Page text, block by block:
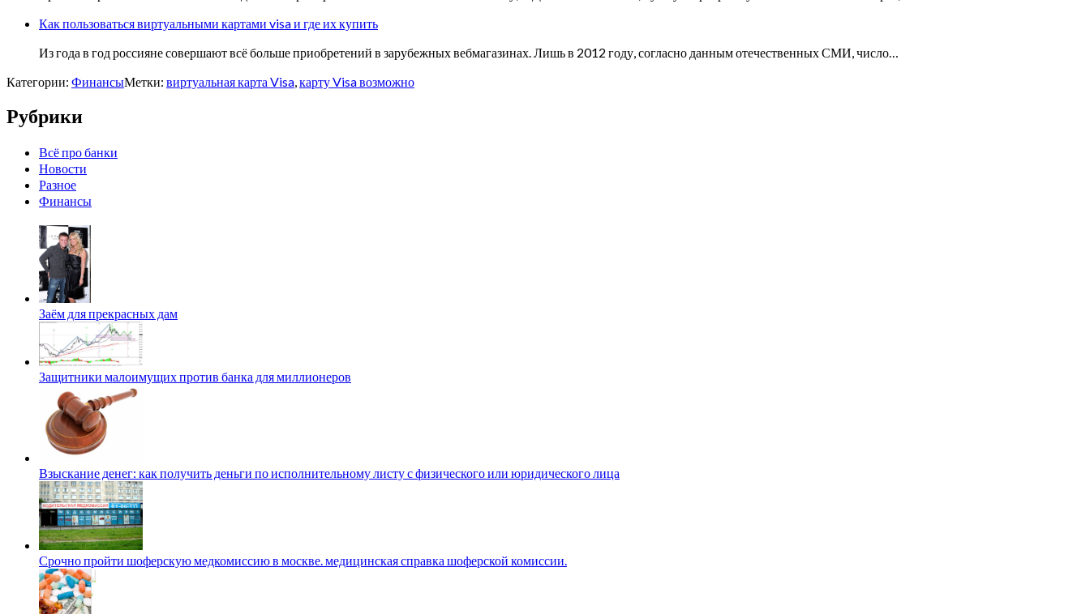
Как пользоваться виртуальными картами visa и где их купить
Из года в год россияне совершают всё больше приобретений в зарубежных вебмагазинах. Лишь в 2012 году, согласно данным отечественных СМИ, число…
Категории: ФинансыМетки: виртуальная карта Visa,карту Visa возможно
Рубрики
Всё про банки
Новости
Разное
Финансы
Заём для прекрасных дам
Защитники малоимущих против банка для миллионеров
Взыскание денег: как получить деньги по исполнительному листу с физического или юридического лица
Срочно пройти шоферскую медкомиссию в москве. медицинская справка шоферской комиссии.